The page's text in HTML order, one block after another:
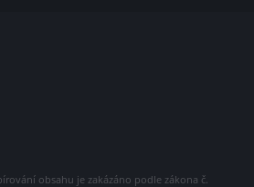
obsahu je zakázáno podle zákona č.